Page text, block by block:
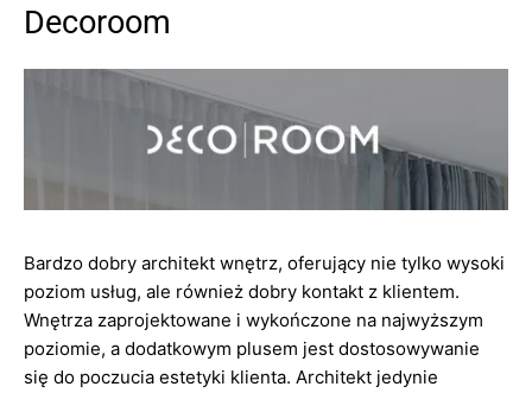
Decoroom
Bardzo dobry architekt wnętrz, oferujący nie tylko wysoki
poziom usług, ale również dobry kontakt z klientem.
Wnętrza zaprojektowane i wykończone na najwyższym
poziomie, a dodatkowym plusem jest dostosowywanie
się do poczucia estetyki klienta. Architekt jedynie